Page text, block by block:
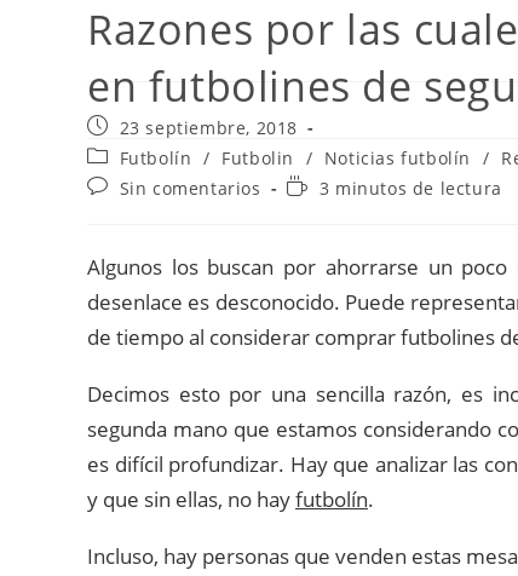
Razones por las
en futbolines de
Publicación
de
la
entrada:
23 septiembre, 2018
Categoría
de
la
Futbolín / Futbolin / Noticias futbolín /
Comentarios
entrada:
Sin comentarios
Tiempo3 minutos de lectura
Algunos los buscan por ahorrarse un
desenlace es desconocido. Puede
de tiempo al considerar comprar futbolines
Decimos esto por una sencilla razón, es
segunda mano que estamos considerando
es difícil profundizar. Hay que analizar las
y que sin ellas, no hayfutbolín.
Incluso, hay personas que venden estas